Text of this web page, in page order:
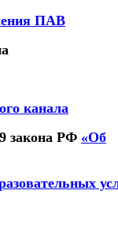
ПАВ
канала
закона РФ «Об